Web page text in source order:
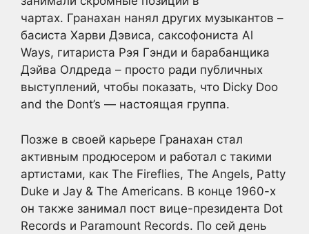
чартах. Гранахан нанял других музыкантов –
басиста Харви Дэвиса, саксофониста Al
Ways, гитариста Рэя Гэнди и барабанщика
Дэйва Олдреда – просто ради публичных
выступлений, чтобы показать, что Dicky Doo
and the Dont’s — настоящая группа.
Позже в своей карьере Гранахан стал
активным продюсером и работал с такими
артистами, как The Fireflies, The Angels, Patty
Duke и Jay & The Americans. В конце 1960-х
он также занимал пост вице-президента Dot
Records и Paramount Records. По сей день